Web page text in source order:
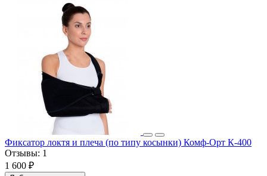
Фиксатор локтя и плеча (по типу косынки) Комф-Орт К-400
Отзывы: 1
1 600 ₽